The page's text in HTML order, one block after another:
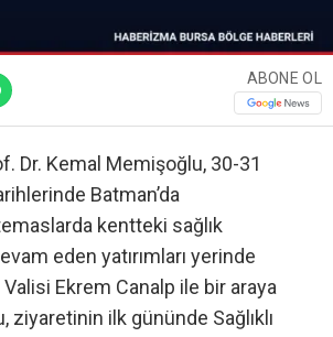
ABONE OL
Dr. Kemal Memişoğlu, 30-31
Batman’da
kentteki sağlık
eden yatırımları yerinde
Ekrem Canalp ile bir araya
ziyaretinin ilk gününde Sağlıklı